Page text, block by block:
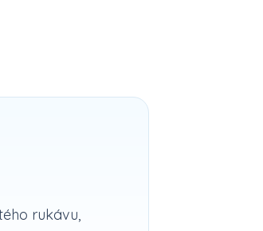
rukávu,